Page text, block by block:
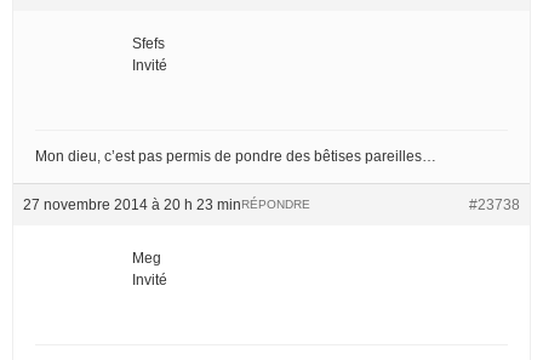
Sfefs
Invité
Mon dieu, c’est pas permis de pondre des bêtises pareilles…
27 novembre 2014 à 20 h 23 min #23738
RÉPONDRE
Meg
Invité